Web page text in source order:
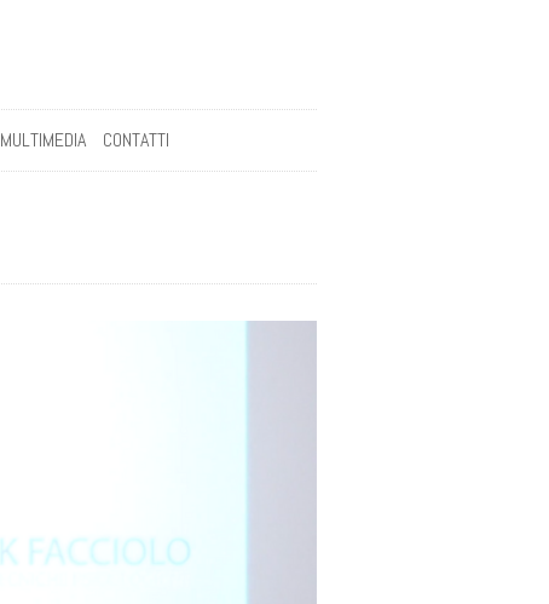
MULTIMEDIA CONTATTI